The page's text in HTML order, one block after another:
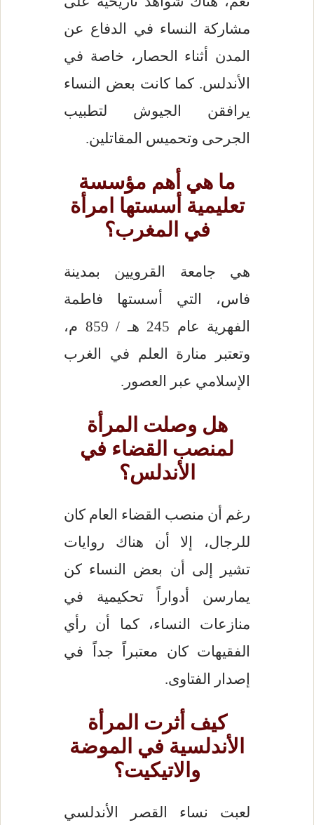
مشاركة النساء في الدفاع عن
المدن أثناء الحصار، خاصة في
الأندلس. كما كانت بعض النساء
يرافقن الجيوش لتطبيب
الجرحى وتحميس المقاتلين.
ما هي أهم مؤسسة
تعليمية أسستها امرأة
في المغرب؟
هي جامعة القرويين بمدينة
فاس، التي أسستها فاطمة
الفهرية عام 245 هـ / 859 م،
وتعتبر منارة العلم في الغرب
الإسلامي عبر العصور.
هل وصلت المرأة
لمنصب القضاء في
الأندلس؟
رغم أن منصب القضاء العام كان
للرجال، إلا أن هناك روايات
تشير إلى أن بعض النساء كن
يمارسن أدواراً تحكيمية في
منازعات النساء، كما أن رأي
الفقيهات كان معتبراً جداً في
إصدار الفتاوى.
كيف أثرت المرأة
الأندلسية في الموضة
والاتيكيت؟
لعبت نساء القصر الأندلسي